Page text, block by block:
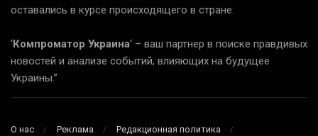
оставались в курсе происходящего в стране.
‘Компроматор Украина‘ – ваш партнер в поиске правдивых
новостей и анализе событий, влияющих на будущее
Украины.”
О нас Реклама
Редакционная политика